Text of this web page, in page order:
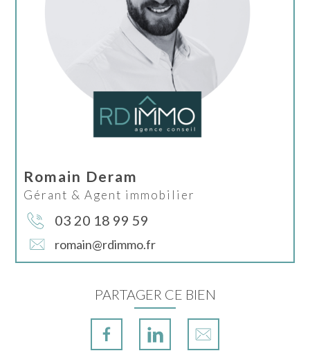
Romain Deram
Gérant & Agent immobilier
03 20 18 99 59
romain@rdimmo.fr
PARTAGER CE BIEN